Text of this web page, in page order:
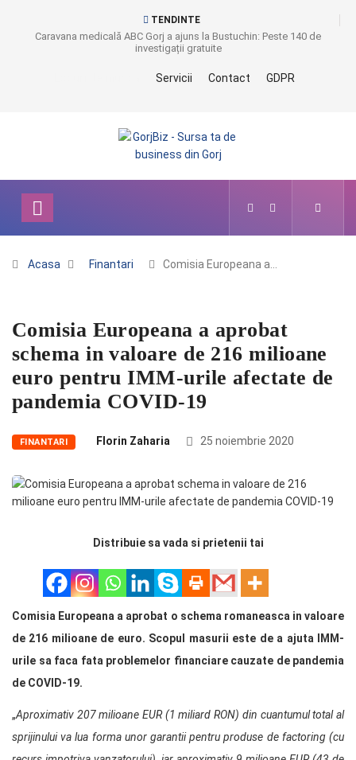
TENDINTE
Caravana medicală ABC Gorj a ajuns la Bustuchin: Peste 140 de
investigații gratuite
Servicii Contact GDPR
Acasa Finantari Comisia Europeana a…
Comisia Europeana a aprobat
schema in valoare de 216 milioane
euro pentru IMM-urile afectate de
pandemia COVID-19
FINANTARI Florin Zaharia 25 noiembrie 2020
Distribuie sa vada si prietenii tai
Comisia Europeana a aprobat o schema romaneasca in valoare
de 216 milioane de euro. Scopul masurii este de a ajuta IMM-
urile sa faca fata problemelor financiare cauzate de pandemia
de COVID-19.
„Aproximativ 207 milioane EUR (1 miliard RON) din cuantumul total al
sprijinului va lua forma unor garantii pentru produse de factoring (cu